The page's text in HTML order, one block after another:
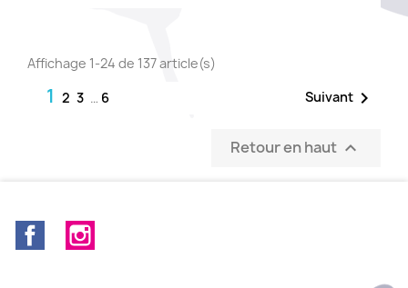
Affichage 1-24 de 137 article(s)
1 2 3 … 6 Suivant 
Retour en haut 
Facebook